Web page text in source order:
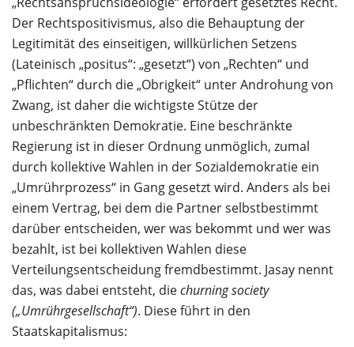
Der Rechtspositivismus, also die Behauptung der
Legitimität des einseitigen, willkürlichen Setzens
(Lateinisch „positus“: „gesetzt“) von „Rechten“ und
„Pflichten“ durch die „Obrigkeit“ unter Androhung von
Zwang, ist daher die wichtigste Stütze der
unbeschränkten Demokratie. Eine beschränkte
Regierung ist in dieser Ordnung unmöglich, zumal
durch kollektive Wahlen in der Sozialdemokratie ein
„Umrührprozess“ in Gang gesetzt wird. Anders als bei
einem Vertrag, bei dem die Partner selbstbestimmt
darüber entscheiden, wer was bekommt und wer was
bezahlt, ist bei kollektiven Wahlen diese
Verteilungsentscheidung fremdbestimmt. Jasay nennt
das, was dabei entsteht, diechurning society
(„Umrührgesellschaft“). Diese führt in den
Staatskapitalismus: